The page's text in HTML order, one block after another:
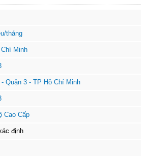
tháng
Minh
- Quận 3 - TP Hồ Chí Minh
Cao Cấp
định